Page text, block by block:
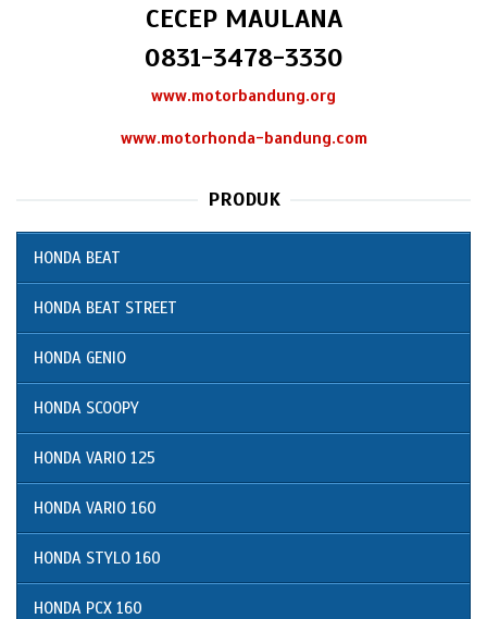
CECEP MAULANA
0831-3478-3330
www.motorbandung.org
www.motorhonda-bandung.com
PRODUK
HONDA BEAT
HONDA BEAT STREET
HONDA GENIO
HONDA SCOOPY
HONDA VARIO 125
HONDA VARIO 160
HONDA STYLO 160
HONDA PCX 160